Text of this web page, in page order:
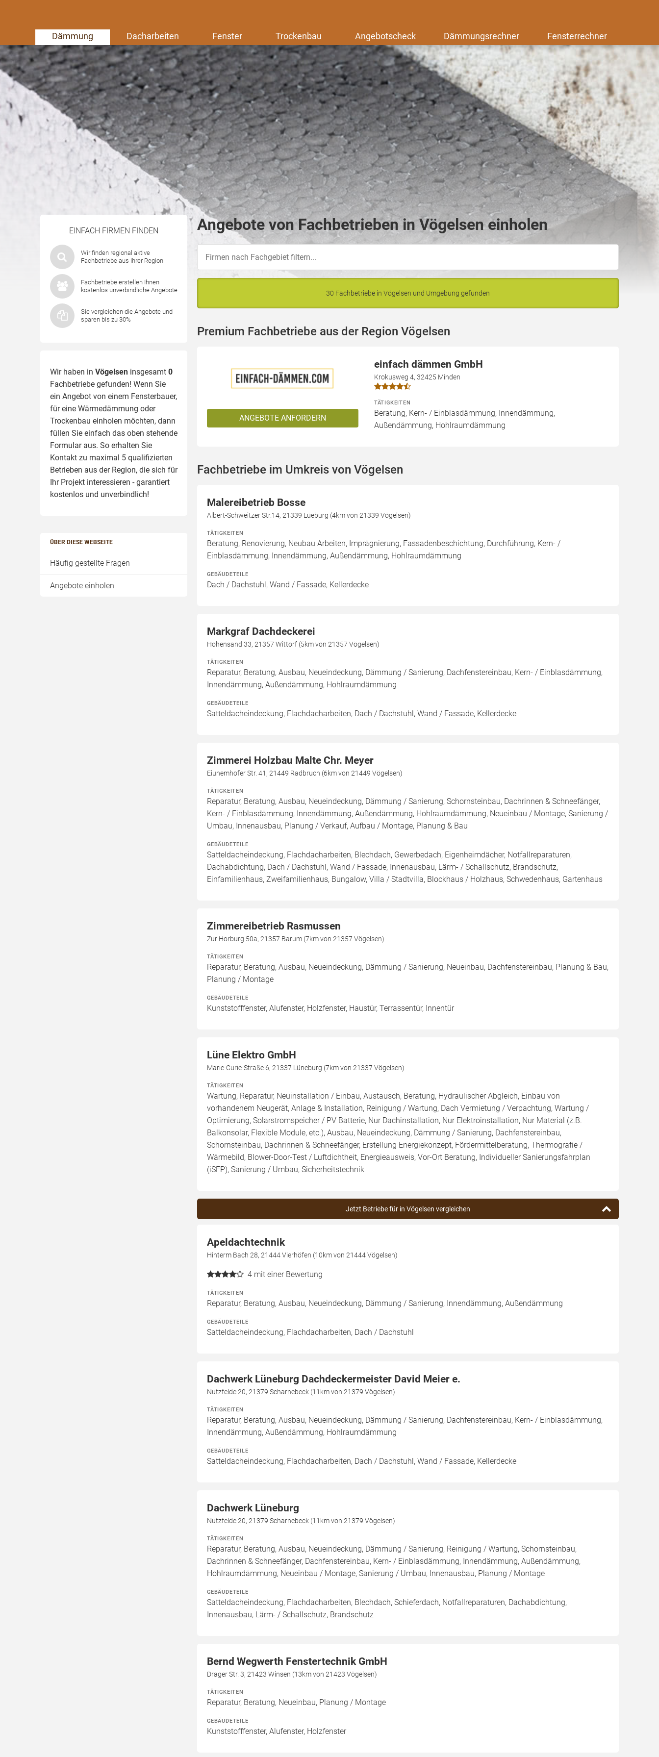
Dämmung Dacharbeiten Fenster Trockenbau Angebotscheck Dämmungsrechner Fensterrechner
EINFACH FIRMEN FINDEN
Wir finden regional aktive
Fachbetriebe aus Ihrer Region
Fachbetriebe erstellen Ihnen
kostenlos unverbindliche Angebote
Sie vergleichen die Angebote und
sparen bis zu 30%
Wir haben in Vögelsen insgesamt 0
Fachbetriebe gefunden! Wenn Sie
ein Angebot von einem Fensterbauer,
für eine Wärmedämmung oder
Trockenbau einholen möchten, dann
füllen Sie einfach das oben stehende
Formular aus. So erhalten Sie
Kontakt zu maximal 5 qualifizierten
Betrieben aus der Region, die sich für
Ihr Projekt interessieren - garantiert
kostenlos und unverbindlich!
ÜBER DIESE WEBSEITE
Häufig gestellte Fragen
Angebote einholen
Angebote von Fachbetrieben in Vögelsen einholen
30 Fachbetriebe in Vögelsen und Umgebung gefunden
Premium Fachbetriebe aus der Region Vögelsen
ANGEBOTE ANFORDERN
einfach dämmen GmbH
Krokusweg 4, 32425 Minden
TÄTIGKEITEN
Beratung, Kern- / Einblasdämmung, Innendämmung,
Außendämmung, Hohlraumdämmung
Fachbetriebe im Umkreis von Vögelsen
Malereibetrieb Bosse
Albert-Schweitzer Str.14, 21339 Lüeburg (4km von 21339 Vögelsen)
TÄTIGKEITEN
Beratung, Renovierung, Neubau Arbeiten, Imprägnierung, Fassadenbeschichtung, Durchführung, Kern- /
Einblasdämmung, Innendämmung, Außendämmung, Hohlraumdämmung
GEBÄUDETEILE
Dach / Dachstuhl, Wand / Fassade, Kellerdecke
Markgraf Dachdeckerei
Hohensand 33, 21357 Wittorf (5km von 21357 Vögelsen)
TÄTIGKEITEN
Reparatur, Beratung, Ausbau, Neueindeckung, Dämmung / Sanierung, Dachfenstereinbau, Kern- / Einblasdämmung,
Innendämmung, Außendämmung, Hohlraumdämmung
GEBÄUDETEILE
Satteldacheindeckung, Flachdacharbeiten, Dach / Dachstuhl, Wand / Fassade, Kellerdecke
Zimmerei Holzbau Malte Chr. Meyer
Eiunemhofer Str. 41, 21449 Radbruch (6km von 21449 Vögelsen)
TÄTIGKEITEN
Reparatur, Beratung, Ausbau, Neueindeckung, Dämmung / Sanierung, Schornsteinbau, Dachrinnen & Schneefänger,
Kern- / Einblasdämmung, Innendämmung, Außendämmung, Hohlraumdämmung, Neueinbau / Montage, Sanierung /
Umbau, Innenausbau, Planung / Verkauf, Aufbau / Montage, Planung & Bau
GEBÄUDETEILE
Satteldacheindeckung, Flachdacharbeiten, Blechdach, Gewerbedach, Eigenheimdächer, Notfallreparaturen,
Dachabdichtung, Dach / Dachstuhl, Wand / Fassade, Innenausbau, Lärm- / Schallschutz, Brandschutz,
Einfamilienhaus, Zweifamilienhaus, Bungalow, Villa / Stadtvilla, Blockhaus / Holzhaus, Schwedenhaus, Gartenhaus
Zimmereibetrieb Rasmussen
Zur Horburg 50a, 21357 Barum (7km von 21357 Vögelsen)
TÄTIGKEITEN
Reparatur, Beratung, Ausbau, Neueindeckung, Dämmung / Sanierung, Neueinbau, Dachfenstereinbau, Planung & Bau,
Planung / Montage
GEBÄUDETEILE
Kunststofffenster, Alufenster, Holzfenster, Haustür, Terrassentür, Innentür
Lüne Elektro GmbH
Marie-Curie-Straße 6, 21337 Lüneburg (7km von 21337 Vögelsen)
TÄTIGKEITEN
Wartung, Reparatur, Neuinstallation / Einbau, Austausch, Beratung, Hydraulischer Abgleich, Einbau von
vorhandenem Neugerät, Anlage & Installation, Reinigung / Wartung, Dach Vermietung / Verpachtung, Wartung /
Optimierung, Solarstromspeicher / PV Batterie, Nur Dachinstallation, Nur Elektroinstallation, Nur Material (z.B.
Balkonsolar, Flexible Module, etc.), Ausbau, Neueindeckung, Dämmung / Sanierung, Dachfenstereinbau,
Schornsteinbau, Dachrinnen & Schneefänger, Erstellung Energiekonzept, Fördermittelberatung, Thermografie /
Wärmebild, Blower-Door-Test / Luftdichtheit, Energieausweis, Vor-Ort Beratung, Individueller Sanierungsfahrplan
(iSFP), Sanierung / Umbau, Sicherheitstechnik
Jetzt Betriebe für in Vögelsen vergleichen
Apeldachtechnik
Hinterm Bach 28, 21444 Vierhöfen (10km von 21444 Vögelsen)
4 mit einer Bewertung
TÄTIGKEITEN
Reparatur, Beratung, Ausbau, Neueindeckung, Dämmung / Sanierung, Innendämmung, Außendämmung
GEBÄUDETEILE
Satteldacheindeckung, Flachdacharbeiten, Dach / Dachstuhl
Dachwerk Lüneburg Dachdeckermeister David Meier e.
Nutzfelde 20, 21379 Scharnebeck (11km von 21379 Vögelsen)
TÄTIGKEITEN
Reparatur, Beratung, Ausbau, Neueindeckung, Dämmung / Sanierung, Dachfenstereinbau, Kern- / Einblasdämmung,
Innendämmung, Außendämmung, Hohlraumdämmung
GEBÄUDETEILE
Satteldacheindeckung, Flachdacharbeiten, Dach / Dachstuhl, Wand / Fassade, Kellerdecke
Dachwerk Lüneburg
Nutzfelde 20, 21379 Scharnebeck (11km von 21379 Vögelsen)
TÄTIGKEITEN
Reparatur, Beratung, Ausbau, Neueindeckung, Dämmung / Sanierung, Reinigung / Wartung, Schornsteinbau,
Dachrinnen & Schneefänger, Dachfenstereinbau, Kern- / Einblasdämmung, Innendämmung, Außendämmung,
Hohlraumdämmung, Neueinbau / Montage, Sanierung / Umbau, Innenausbau, Planung / Montage
GEBÄUDETEILE
Satteldacheindeckung, Flachdacharbeiten, Blechdach, Schieferdach, Notfallreparaturen, Dachabdichtung,
Innenausbau, Lärm- / Schallschutz, Brandschutz
Bernd Wegwerth Fenstertechnik GmbH
Drager Str. 3, 21423 Winsen (13km von 21423 Vögelsen)
TÄTIGKEITEN
Reparatur, Beratung, Neueinbau, Planung / Montage
GEBÄUDETEILE
Kunststofffenster, Alufenster, Holzfenster